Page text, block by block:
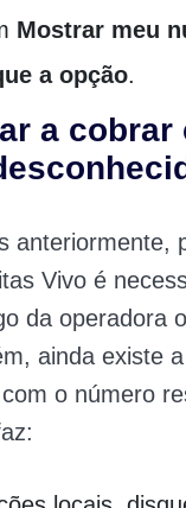
Mostrar meu
a opção.
a cobrar
anteriormente,
Vivo é
da operadora
ainda existe
o número